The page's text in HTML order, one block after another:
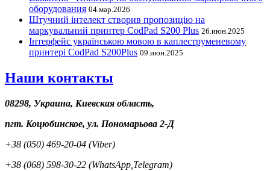
оборудования 04.мар.2026
Штучний інтелект створив пропозицію на
маркувальний принтер CodPad S200 Plus 26.июн.2025
Інтерфейс українською мовою в каплеструменевому
принтері CodPad S200Plus 09.июн.2025
Наши контакты
08298, Украина, Киевская область,
пгт. Коцюбинское, ул. Пономарьова 2-Д
+38 (050) 469-20-04 (Viber)
+38 (068) 598-30-22 (WhatsApp,Telegram)